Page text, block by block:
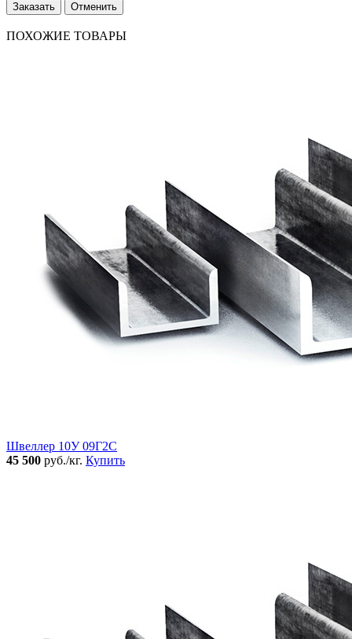
Заказать Отменить
ПОХОЖИЕ ТОВАРЫ
Швеллер 10У 09Г2С
45 500 руб./кг. Купить